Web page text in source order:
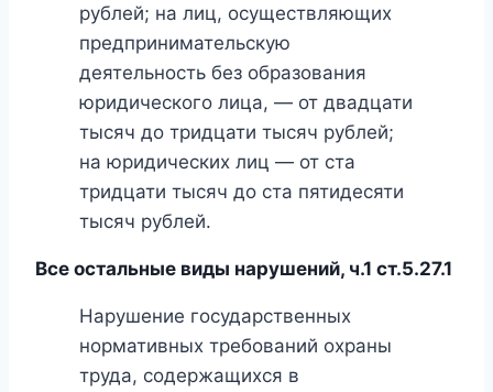
рублей; на лиц, осуществляющих
предпринимательскую
деятельность без образования
юридического лица, — от двадцати
тысяч до тридцати тысяч рублей;
на юридических лиц — от ста
тридцати тысяч до ста пятидесяти
тысяч рублей.
Все остальные виды нарушений, ч.1 ст.5.27.1
Нарушение государственных
нормативных требований охраны
труда, содержащихся в